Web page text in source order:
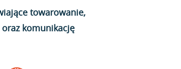
towarowanie,
komunikację